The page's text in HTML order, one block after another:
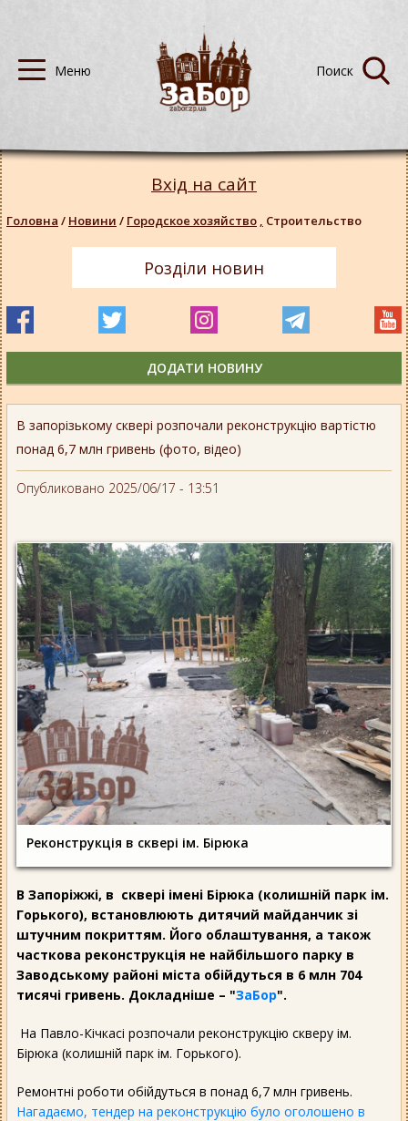
В запорізькому сквері розпочали реконструкцію вартістю
понад 6,7 млн гривень (фото, відео)
Опубликовано 2025/06/17 - 13:51
Реконструкція в сквері ім. Бірюка
В Запоріжжі, в сквері імені Бірюка (колишній парк ім.
Горького), встановлюють дитячий майданчик зі
штучним покриттям. Його облаштування, а також
часткова реконструкція не найбільшого парку в
Заводському районі міста обійдуться в 6 млн 704
тисячі гривень. Докладніше – "ЗаБор".
На Павло-Кічкасі розпочали реконструкцію скверу ім.
Бірюка (колишній парк ім. Горького).
Ремонтні роботи обійдуться в понад 6,7 млн гривень.
Нагадаємо, тендер на реконструкцію було оголошено в
Вхід на сайт
Головна / Новини / Городское хозяйство , Строительство
Розділи новин
ДОДАТИ НОВИНУ